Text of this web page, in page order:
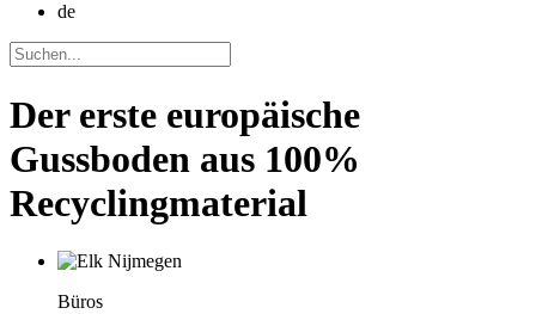
de
Der erste europäische
Gussboden aus 100%
Recyclingmaterial
Büros